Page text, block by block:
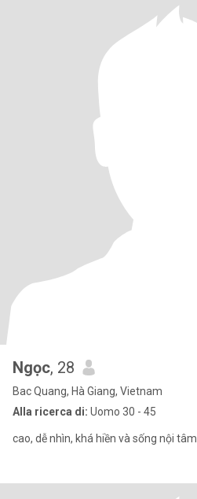
Ngọc, 28
Bac Quang, Hà Giang, Vietnam
Alla ricerca di: Uomo 30 - 45
cao, dễ nhìn, khá hiền và sống nội tâm